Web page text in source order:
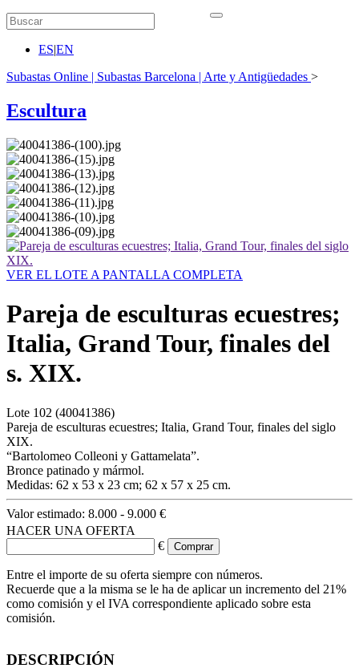
ES|EN
Subastas Online | Subastas Barcelona | Arte y Antigüedades >
Escultura
VER EL LOTE A PANTALLA COMPLETA
Pareja de esculturas ecuestres;
Italia, Grand Tour, finales del
s. XIX.
Lote 102 (40041386)
Pareja de esculturas ecuestres; Italia, Grand Tour, finales del siglo
XIX.
“Bartolomeo Colleoni y Gattamelata”.
Bronce patinado y mármol.
Medidas: 62 x 53 x 23 cm; 62 x 57 x 25 cm.
Valor estimado: 8.000 - 9.000 €
HACER UNA OFERTA
€
Entre el importe de su oferta siempre con números.
Recuerde que a la misma se le ha de aplicar un incremento del 21%
como comisión y el IVA correspondiente aplicado sobre esta
comisión.
DESCRIPCIÓN